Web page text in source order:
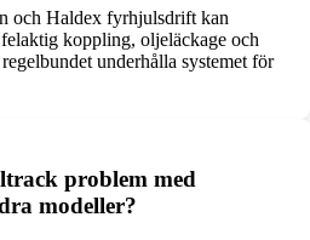
och Haldex fyrhjulsdrift kan
koppling, oljeläckage och
underhålla systemet för
problem med
modeller?